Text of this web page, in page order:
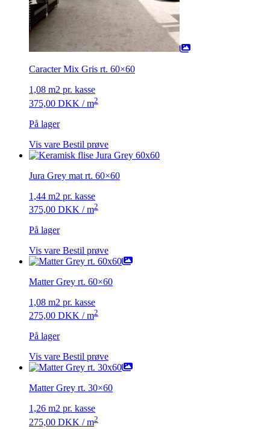
Caracter Mix Gris rt. 60×60
1,08 m2 pr. kasse
375,00 DKK / m2
På lager
Vis vare Bestil prøve
Jura Grey mat rt. 60×60
1,44 m2 pr. kasse
375,00 DKK / m2
På lager
Vis vare Bestil prøve
Matter Grey rt. 60×60
1,08 m2 pr. kasse
275,00 DKK / m2
På lager
Vis vare Bestil prøve
Matter Grey rt. 30×60
1,26 m2 pr. kasse
275,00 DKK / m2